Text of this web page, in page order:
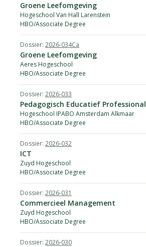
Hogeschool Van Hall Larenstein
Groene Leefomgeving
HBO/Associate Degree
2026-034Ca
Aeres Hogeschool
Groene Leefomgeving
HBO/Associate Degree
2026-033
Hogeschool IPABO Amsterdam Alkmaar
Pedagogisch Educatief Professional
HBO/Associate Degree
2026-032
Zuyd Hogeschool
ICT
HBO/Associate Degree
2026-031
Zuyd Hogeschool
Commercieel Management
HBO/Associate Degree
2026-030